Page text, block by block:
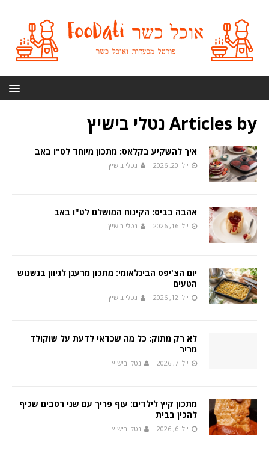
Articles by נטלי בישיץ
איך להשקיע בקלאס: מתכון מיוחד לט"ו באב
יולי 20, 2026 נטלי בישיץ
אהבה בביס: הקינוח המושלם לט"ו באב
יולי 16, 2026 נטלי בישיץ
יום הצ'יפס הבינלאומי: מתכון מרענן לגיוון בנשנוש
הטעים
יולי 12, 2026 נטלי בישיץ
לא רק מתוק: כל מה שכדאי לדעת על שוקולד
מריר
יולי 7, 2026 נטלי בישיץ
מתכון קיץ לילדים: עוף פריך עם שני רטבים שכיף
להכין בבית
יולי 6, 2026 נטלי בישיץ